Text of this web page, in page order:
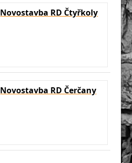
Novostavba RD Čtyřkoly
Novostavba RD Čerčany